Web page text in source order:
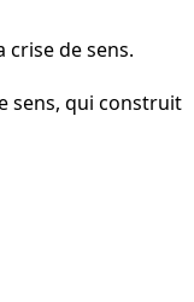
de sens.
sens, qui construit